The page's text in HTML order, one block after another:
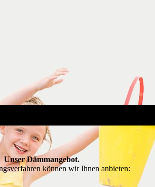
Unser Dämmangebot.
können wir Ihnen anbieten: